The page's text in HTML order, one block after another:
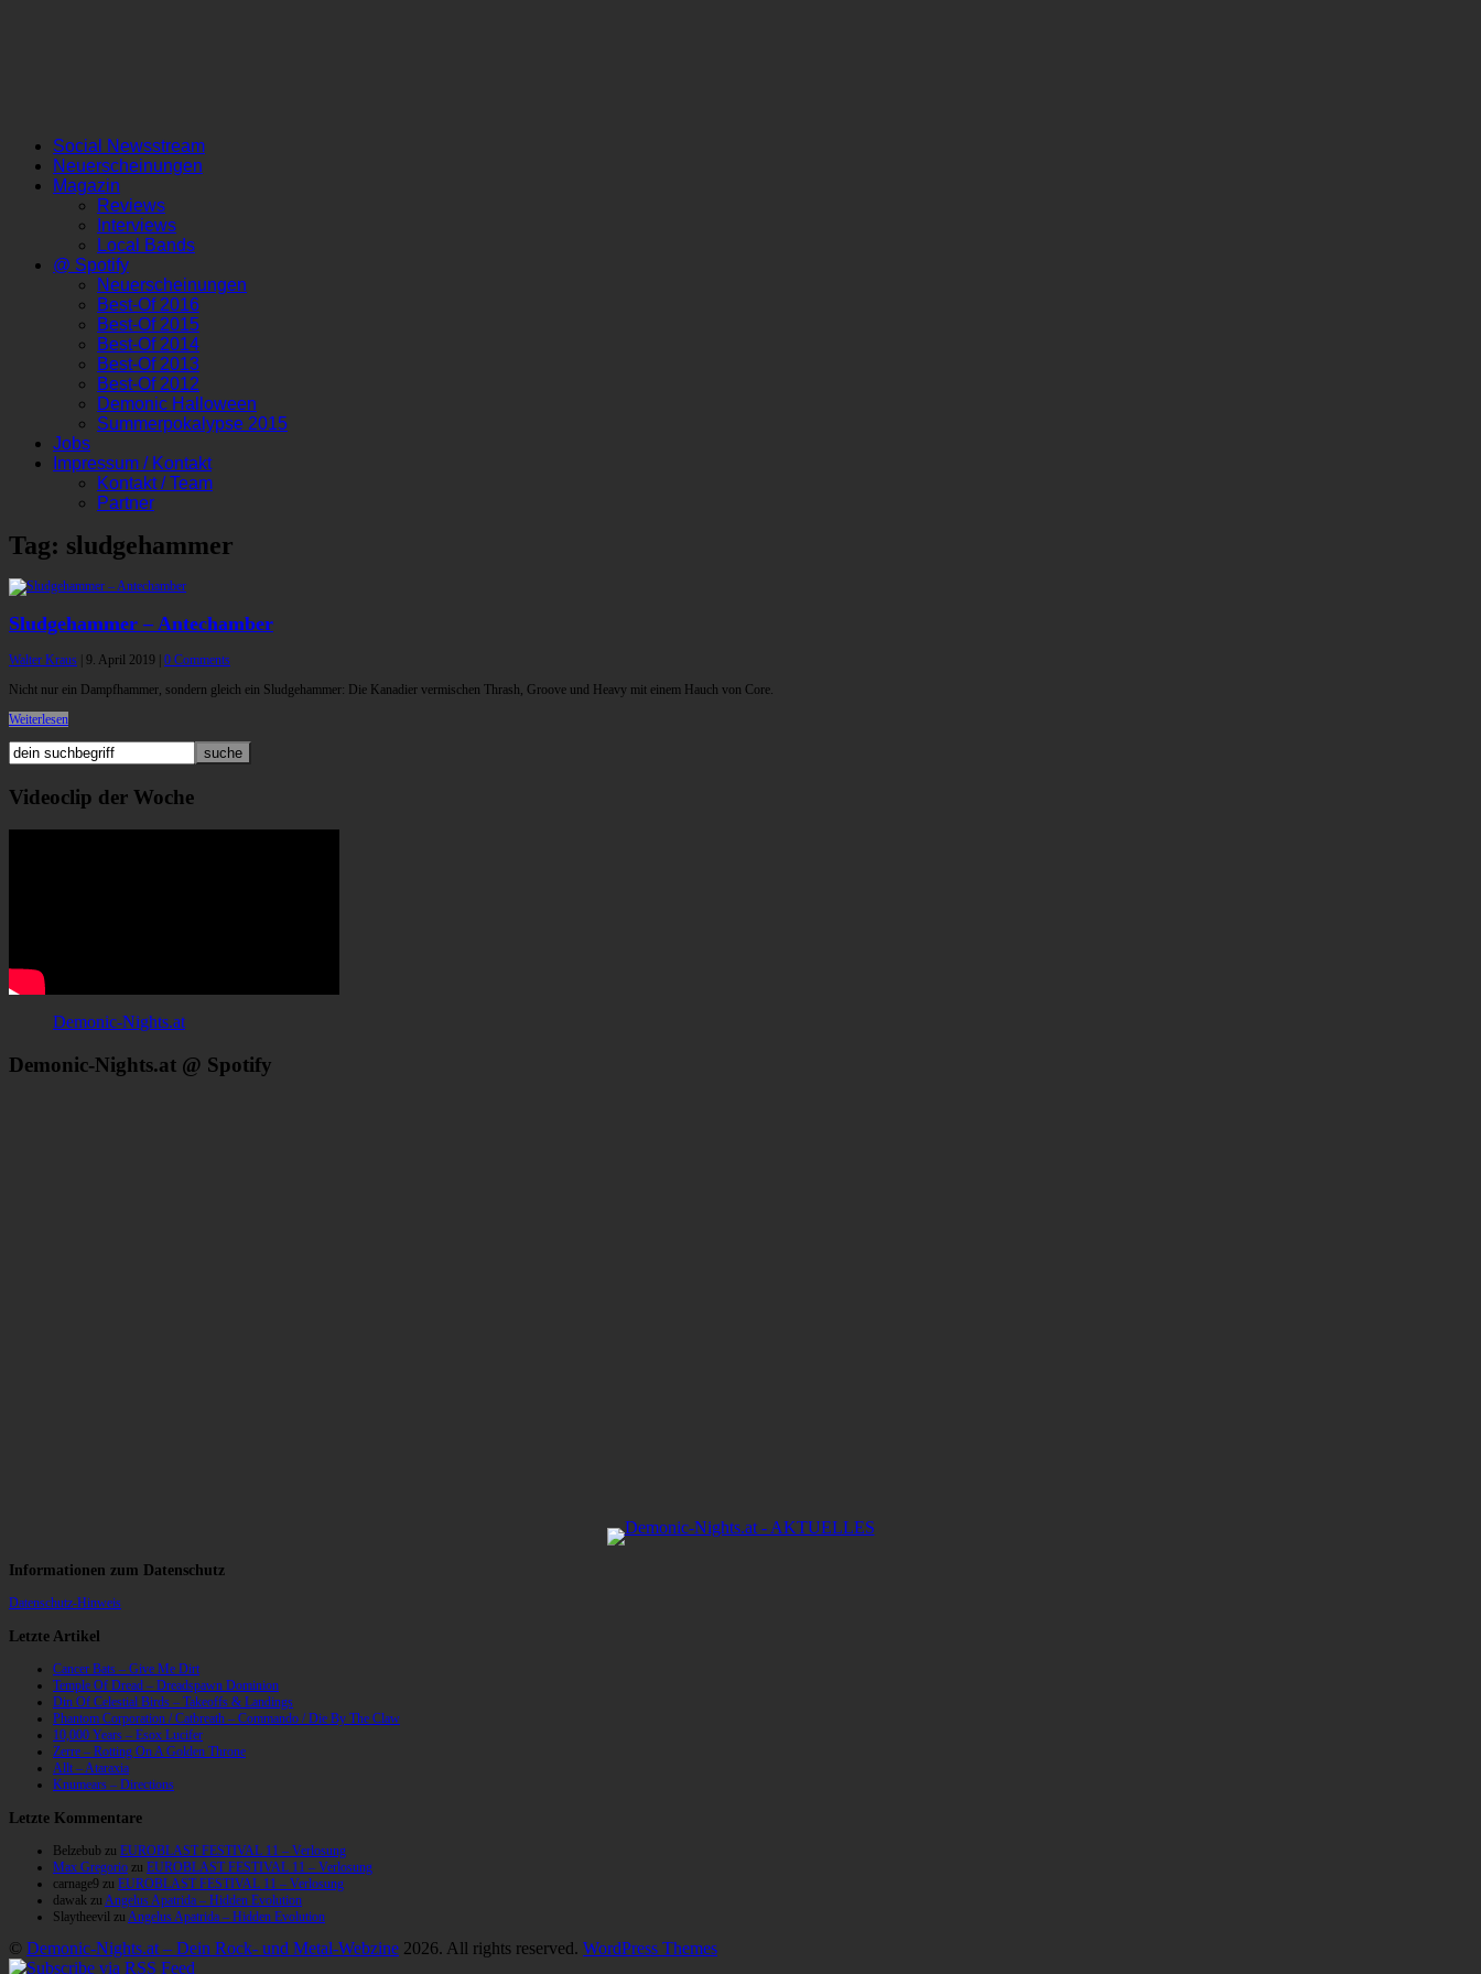
Social Newsstream
Neuerscheinungen
Magazin
Reviews
Interviews
Local Bands
@ Spotify
Neuerscheinungen
Best-Of 2016
Best-Of 2015
Best-Of 2014
Best-Of 2013
Best-Of 2012
Demonic Halloween
Summerpokalypse 2015
Jobs
Impressum / Kontakt
Kontakt / Team
Partner
Tag: sludgehammer
Sludgehammer – Antechamber
Walter Kraus 9. April 2019
0 Comments
Nicht nur ein Dampfhammer, sondern gleich ein Sludgehammer: Die Kanadier vermischen Thrash, Groove und Heavy mit einem Hauch von Core.
Weiterlesen
Videoclip der Woche
Demonic-Nights.at
Demonic-Nights.at @ Spotify
Informationen zum Datenschutz
Datenschutz-Hinweis
Letzte Artikel
Cancer Bats – Give Me Dirt
Temple Of Dread – Dreadspawn Dominion
Din Of Celestial Birds – Takeoffs & Landings
Phantom Corporation / Catbreath – Commando / Die By The Claw
10,000 Years – Esox Lucifer
Zerre – Rotting On A Golden Throne
Allt – Ataraxia
Knumears – Directions
Letzte Kommentare
Belzebub zu EUROBLAST FESTIVAL 11 – Verlosung
Max Gregorio zu EUROBLAST FESTIVAL 11 – Verlosung
carnage9 zu EUROBLAST FESTIVAL 11 – Verlosung
dawak zu Angelus Apatrida – Hidden Evolution
Slaytheevil zu Angelus Apatrida – Hidden Evolution
© Demonic-Nights.at – Dein Rock- und Metal-Webzine 2026. All rights reserved. WordPress Themes